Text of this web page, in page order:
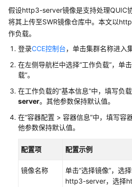
操
作
览
集
节
点
节
池
超
假设http3-server镜像是支持处理QUIC
将其上传至SWR镜像仓库中。本文以
作负载。
登录CCE控制台，单击集群名称进入
在左侧导航栏中选择“工作负载”，单
载”。
在工作负载的“基本信息”中，填写负
server。其他参数保持默认值。
在“容器配置 > 容器信息”中，填写容
他参数保持默认值。
配置项 配置示例
镜像名称 单击“选择镜像”，选
http3-server，选择